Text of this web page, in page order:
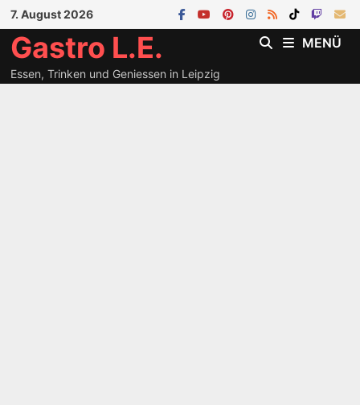
Zum
Inhalt
springen
7. August 2026
Gastro L.E.
Essen, Trinken und Geniessen in Leipzig
MENÜ